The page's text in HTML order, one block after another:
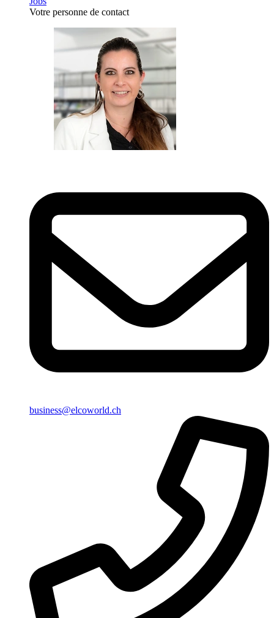
Votre personne de contact
business@elcoworld.ch